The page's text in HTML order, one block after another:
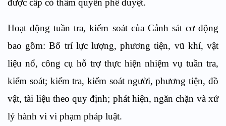
được cấp có thẩm quyền phê duyệt.
Hoạt động tuần tra, kiểm soát của Cảnh sát cơ động
bao gồm: Bố trí lực lượng, phương tiện, vũ khí, vật
liệu nổ, công cụ hỗ trợ thực hiện nhiệm vụ tuần tra,
kiểm soát; kiểm tra, kiểm soát người, phương tiện, đồ
vật, tài liệu theo quy định; phát hiện, ngăn chặn và xử
lý hành vi vi phạm pháp luật.